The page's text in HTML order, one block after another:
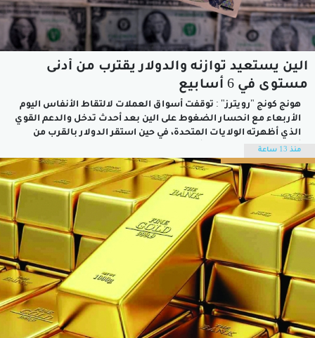
الين يستعيد توازنه والدولار يقترب من أدنى
مستوى في 6 أسابيع
هونج كونج "رويترز" : توقفت أسواق العملات ⁠لالتقاط الأنفاس اليوم
الأربعاء مع انحسار الضغوط على الين بعد أحدث تدخل والدعم القوي
الذي ​أظهرته الولايات المتحدة، في حين ​استقر الدولار بالقرب من
أدنى مستوياته في ستة أسابيع وسط تفاؤل جديد إزاء الوضع
بالشرق الأوسط.وارتفع الين بشكل طفيف إلى 157.60 للدولار بعد...
منذ 13 ساعة